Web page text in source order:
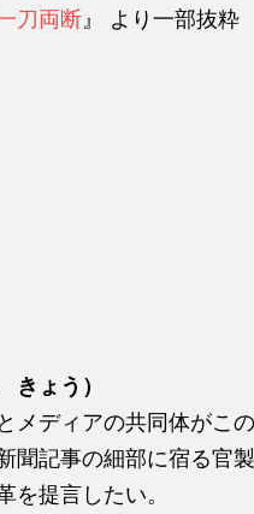
刀両断 』 より一部抜粋
ょう）
メディアの共同体がこ
聞記事の細部に宿る官
を提言したい。